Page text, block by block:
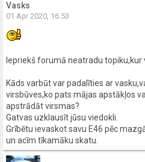
Vasks
01 Apr 2020, 16:53
Iepriekš forumā neatradu topiku,kur
Kāds varbūt var padalīties ar
virsbūves,ko pats mājas apstākļos
apstrādāt virsmas?
Gatvas uzklausīt jūsu viedokli.
Grībētu ievaskot savu E46 pēc
un acīm tīkamāku skatu.